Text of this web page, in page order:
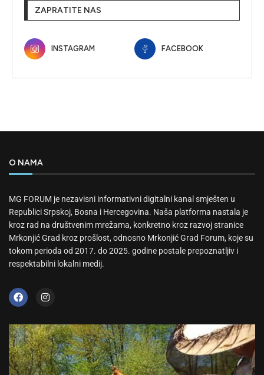
ZAPRATITE NAS
INSTAGRAM FACEBOOK
O NAMA
MG FORUM je nezavisni informativni digitalni kanal smješten u
Republici Srpskoj, Bosna i Hercegovina. Naša platforma nastala je
kroz rad na društvenim mrežama, konkretno kroz razvoj stranice
Mrkonjić Grad kroz prošlost, odnosno Mrkonjić Grad Forum, koje su
tokom perioda od 2017. do 2025. godine postale prepoznatljiv i
respektabilni lokalni medij.